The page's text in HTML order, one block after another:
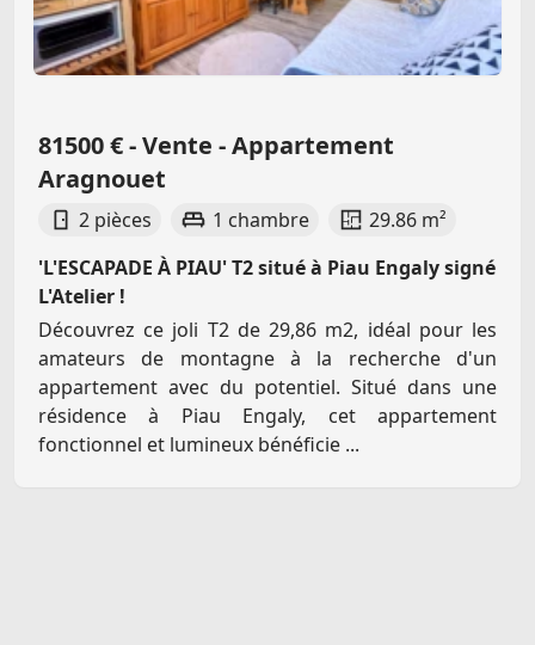
81500 € - Vente - Appartement
Aragnouet
2 pièces 1 chambre
29.86 m²
'L'ESCAPADE À PIAU' T2 situé à Piau Engaly signé
L'Atelier !
Découvrez ce joli T2 de 29,86 m2, idéal pour les
amateurs de montagne à la recherche d'un
appartement avec du potentiel. Situé dans une
résidence à Piau Engaly, cet appartement
fonctionnel et lumineux bénéficie ...